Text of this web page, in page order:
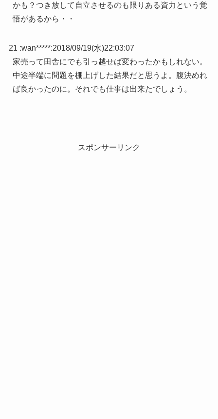
かも？つき放して自立させるのも限りある資力という覚
悟があるから・・
21 :wan*****:2018/09/19(水)22:03:07
家売って田舎にでも引っ越せば変わったかもしれない。
中途半端に問題を棚上げした結果だと思うよ。腹決めれ
ば良かったのに。それでも仕事は出来たでしょう。
スポンサーリンク